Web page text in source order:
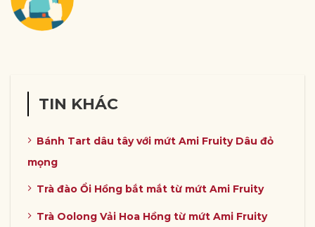
TIN KHÁC
Bánh Tart dâu tây với mứt Ami Fruity Dâu đỏ
mọng
Trà đào Ổi Hồng bắt mắt từ mứt Ami Fruity
Trà Oolong Vải Hoa Hồng từ mứt Ami Fruity